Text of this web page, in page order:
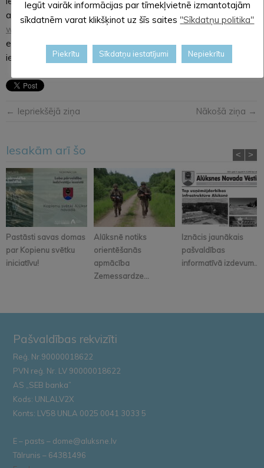
aktivitātes. Kampaņas oficiālajā tīmekļvietnē
www.laiksskirties.lv
pieejama plašāka informācija par pareizu
elektroierīču šķirošanu, kā arī interaktīva karte, kurā ikviens
iedzīvotājs var atrast sev tuvāko nodošanas punktu.
← Iepriekšējā ziņa Nākošā ziņa →
Iesakām arī šo
Pastāsti savas domas
par Kopienu svētku
iniciatīvu!
Alūksnē notiks
orientēšanās
apmācība
Zemessardze...
Iznācis jaunākais
pašvaldības
informatīvā izdevum...
< >
Pašvaldības rekvizīti
Reģ. Nr.90000018622
PVN reģ. Nr. LV 90000018622
AS „SEB banka”
Kods: UNLALV2X
Konts: LV58 UNLA 0025 0041 3033 5
E – pasts – dome@aluksne.lv
Tālrunis – 64381496
Iegūt vairāk informācijas par tīmekļvietnē izmantotajām
sīkdatnēm varat klikšķinot uz šīs saites "Sīkdatņu politika"
Piekrītu Sīkdatņu iestatījumi Nepiekrītu